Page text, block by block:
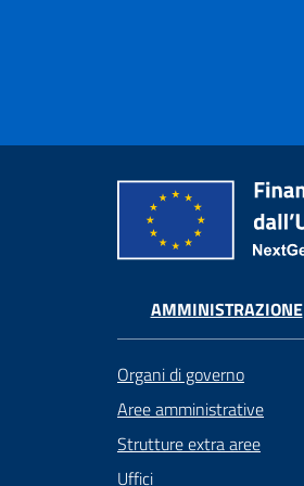
AMMINISTRAZIONE
Organi di governo
Aree amministrative
Strutture extra aree
Uffici